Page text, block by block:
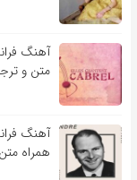
متن و
همراه